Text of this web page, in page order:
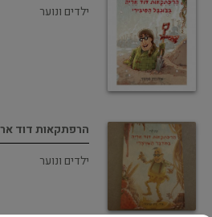
ילדים ונוער
הרפתקאות דוד
ילדים ונוער